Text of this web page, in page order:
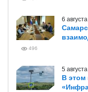
6
496
5
В этом